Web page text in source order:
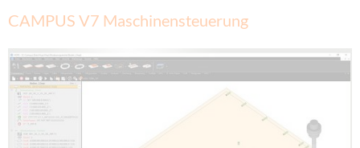
CAMPUS V7 Maschinensteuerung